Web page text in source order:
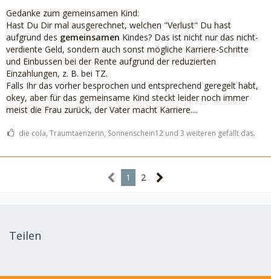
Gedanke zum gemeinsamen Kind:
Hast Du Dir mal ausgerechnet, welchen "Verlust" Du hast
aufgrund des gemeinsamen Kindes? Das ist nicht nur das nicht-
verdiente Geld, sondern auch sonst mögliche Karriere-Schritte
und Einbussen bei der Rente aufgrund der reduzierten
Einzahlungen, z. B. bei TZ.
Falls Ihr das vorher besprochen und entsprechend geregelt habt,
okey, aber für das gemeinsame Kind steckt leider noch immer
meist die Frau zurück, der Vater macht Karriere....
die cola, Traumtaenzerin, Sonnenschein12 und 3 weiteren gefällt das.
1 2
Teilen